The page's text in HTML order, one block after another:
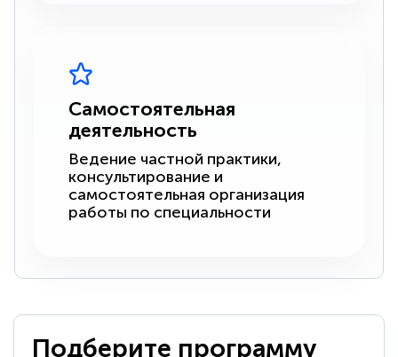
Самостоятельная
деятельность
Ведение частной практики,
консультирование и
самостоятельная организация
работы по специальности
Подберите программу